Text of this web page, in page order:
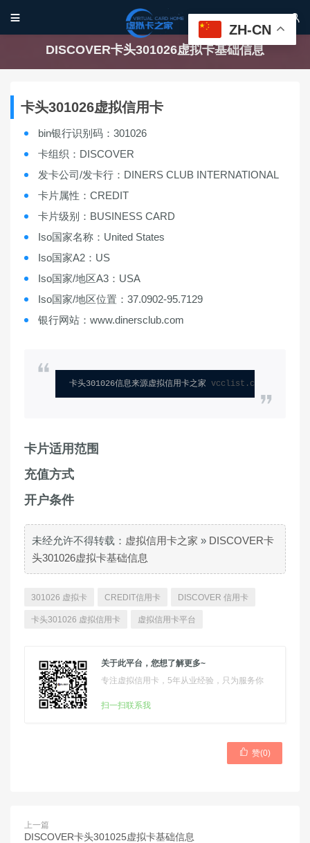
 
DISCOVER卡头301026虚拟卡基础信息
卡头301026虚拟信用卡
bin银行识别码：301026
卡组织：DISCOVER
发卡公司/发卡行：DINERS CLUB INTERNATIONAL
卡片属性：CREDIT
卡片级别：BUSINESS CARD
Iso国家名称：United States
Iso国家A2：US
Iso国家/地区A3：USA
Iso国家/地区位置：37.0902-95.7129
银行网站：www.dinersclub.com
卡头301026信息来源虚拟信用卡之家 vcclist.com
卡片适用范围
充值方式
开户条件
未经允许不得转载： 虚拟信用卡之家 » DISCOVER卡
头301026虚拟卡基础信息
301026 虚拟卡 CREDIT信用卡 DISCOVER 信用卡
卡头301026 虚拟信用卡 虚拟信用卡平台
关于此平台，您想了解更多~
专注虚拟信用卡，5年从业经验，只为服务你
扫一扫联系我
 赞(0)
上一篇
DISCOVER卡头301025虚拟卡基础信息
ZH-CN